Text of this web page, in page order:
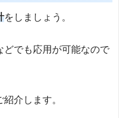
をしましょう。
どでも応用が可能なので
介します。